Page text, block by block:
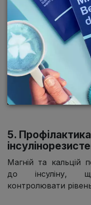
5. Профілактика
Магній та кальцій
до інсуліну,
контролювати